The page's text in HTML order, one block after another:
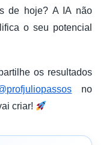
de hoje? A IA não
o seu potencial
os resultados
no
criar!